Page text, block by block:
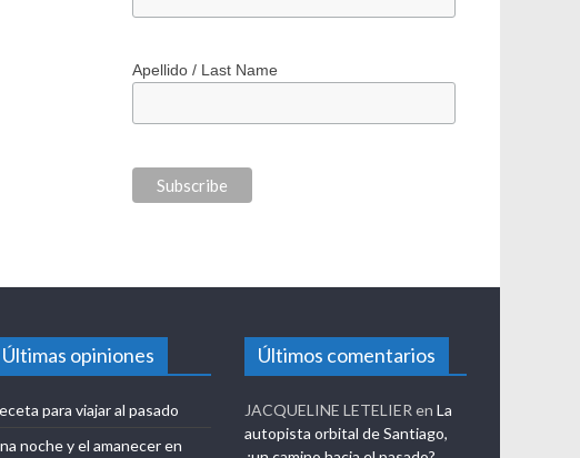
Últimas opiniones Últimos comentarios
JACQUELINE LETELIERenLa